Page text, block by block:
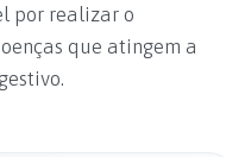
por realizar o
que atingem a